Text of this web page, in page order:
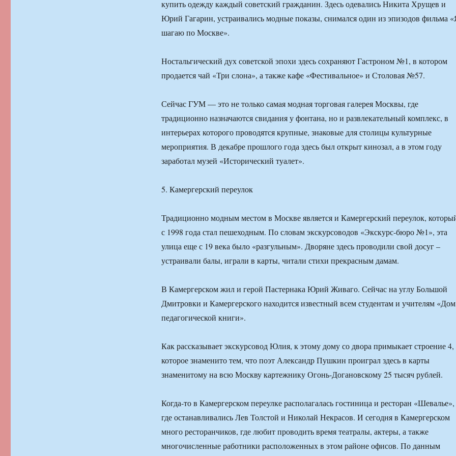
купить одежду каждый советский гражданин. Здесь одевались Никита Хрущев и
Юрий Гагарин, устраивались модные показы, снимался один из эпизодов фильма
шагаю по Москве».
Ностальгический дух советской эпохи здесь сохраняют Гастроном №1, в котором
продается чай «Три слона», а также кафе «Фестивальное» и Столовая №57.
Сейчас ГУМ — это не только самая модная торговая галерея Москвы, где
традиционно назначаются свидания у фонтана, но и развлекательный комплекс, в
интерьерах которого проводятся крупные, знаковые для столицы культурные
мероприятия. В декабре прошлого года здесь был открыт кинозал, а в этом году
заработал музей «Исторический туалет».
5. Камергерский переулок
Традиционно модным местом в Москве является и Камергерский переулок,
с 1998 года стал пешеходным. По словам экскурсоводов «Экскурс-бюро №1», эта
улица еще с 19 века было «разгульным». Дворяне здесь проводили свой досуг –
устраивали балы, играли в карты, читали стихи прекрасным дамам.
В Камергерском жил и герой Пастернака Юрий Живаго. Сейчас на углу Большой
Дмитровки и Камергерского находится известный всем студентам и учителям «Дом
педагогической книги».
Как рассказывает экскурсовод Юлия, к этому дому со двора примыкает строение 4,
которое знаменито тем, что поэт Александр Пушкин проиграл здесь в карты
знаменитому на всю Москву картежнику Огонь-Догановскому 25 тысяч рублей.
Когда-то в Камергерском переулке располагалась гостиница и ресторан «Шевалье»,
где останавливались Лев Толстой и Николай Некрасов. И сегодня в Камергерском
много ресторанчиков, где любит проводить время театралы, актеры, а также
многочисленные работники расположенных в этом районе офисов. По данным